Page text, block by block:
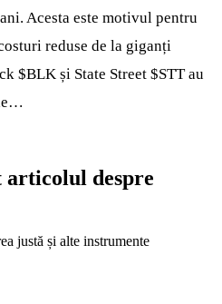
Acesta este motivul pentru
reduse de la giganți
$BLK și State Street $STTau
despre
justă și alte instrumente